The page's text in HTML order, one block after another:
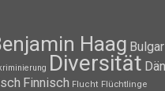
Haag
Diversität
Finnisch Flucht Flüchtlinge